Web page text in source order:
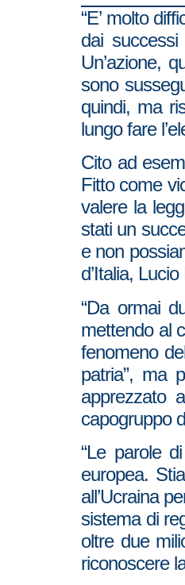
“E’ molto
dai
Un’azione,
sono
quindi, ma
lungo fare
Cito ad
Fitto come
valere la
stati un
e non
d’Italia,
“Da ormai
mettendo al
fenomeno
patria”, ma
apprezzato
capogruppo
“Le parole
europea.
all’Ucraina
sistema di
oltre due
riconoscere